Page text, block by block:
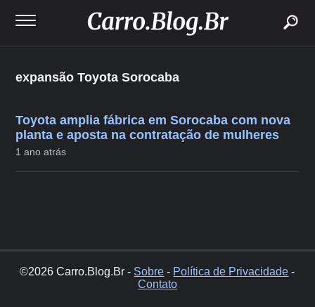
expansão Toyota Sorocaba
Toyota amplia fábrica em Sorocaba com nova
planta e aposta na contratação de mulheres
1 ano atrás
©2026 Carro.Blog.Br - Sobre - Política de Privacidade -
Contato